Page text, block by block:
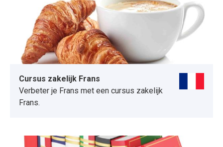
Cursus zakelijk Frans
Verbeter je Frans met een cursus zakelijk
Frans.